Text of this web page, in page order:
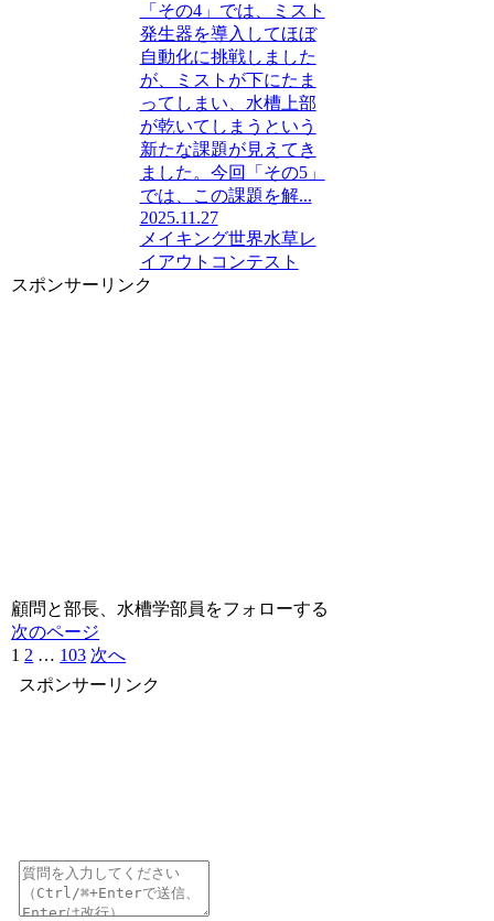
「その4」では、ミスト
発生器を導入してほぼ
自動化に挑戦しました
が、ミストが下にたま
ってしまい、水槽上部
が乾いてしまうという
新たな課題が見えてき
ました。今回「その5」
では、この課題を解...
2025.11.27
メイキング世界水草レ
イアウトコンテスト
スポンサーリンク
顧問と部長、水槽学部員をフォローする
次のページ
1 2 … 103 次へ
スポンサーリンク